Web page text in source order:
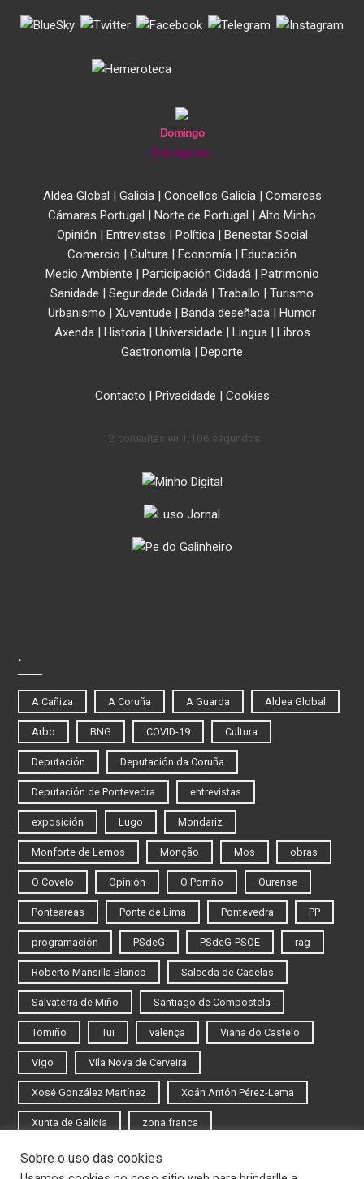
. . . .
Domingo
9 de Agosto
Aldea Global | Galicia| Concellos Galicia| Comarcas
Cámaras Portugal | Norte de Portugal | Alto Minho
Opinión | Entrevistas | Política| Benestar Social
Comercio | Cultura | Economía | Educación
Medio Ambiente | Participación Cidadá| Patrimonio
Sanidade | Seguridade Cidadá | Traballo | Turismo
Urbanismo | Xuventude | Banda deseñada | Humor
Axenda| Historia| Universidade | Lingua| Libros
Gastronomía | Deporte
Contacto | Privacidade | Cookies
12 consultas en 1,106 segundos.
.
A Cañiza A Coruña A Guarda Aldea Global
Arbo BNG COVID-19 Cultura
Deputación Deputación da Coruña
Deputación de Pontevedra entrevistas
exposición Lugo Mondariz
Monforte de Lemos Monção Mos obras
O Covelo Opinión O Porriño Ourense
Ponteareas Ponte de Lima Pontevedra PP
programación PSdeG PSdeG-PSOE rag
Roberto Mansilla Blanco Salceda de Caselas
Salvaterra de Miño Santiago de Compostela
Tomiño Tui valença Viana do Castelo
Vigo Vila Nova de Cerveira
Xosé González Martínez Xoán Antón Pérez-Lema
Xunta de Galicia zona franca
Iniciar sesión
Sobre o uso das cookies